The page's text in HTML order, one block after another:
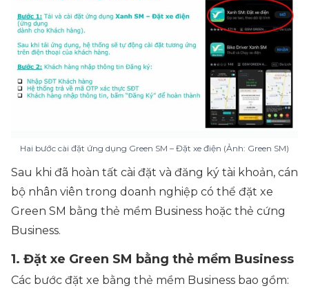
Hai bước cài đặt ứng dụng Green SM – Đặt xe điện (Ảnh: Green SM)
Sau khi đã hoàn tất cài đặt và đăng ký tài khoản, cán
bộ nhân viên trong doanh nghiệp có thể đặt xe
Green SM bằng thẻ mềm Business hoặc thẻ cứng
Business.
1. Đặt xe Green SM bằng thẻ mềm Business
Các bước đặt xe bằng thẻ mềm Business bao gồm: